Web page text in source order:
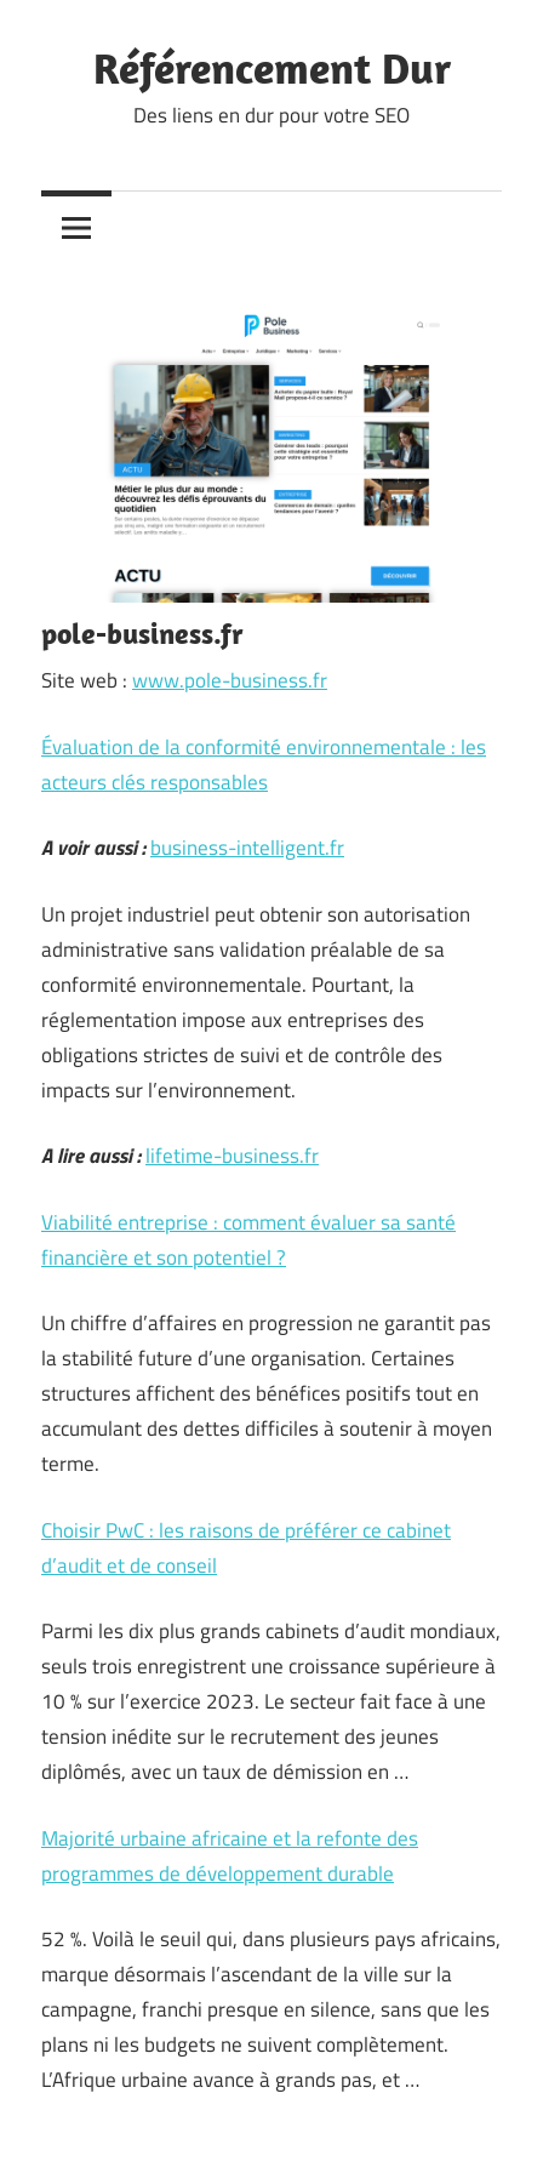
contentRéférencement Dur
Des liens en dur pour votre SEO
pole-business.fr
Site web :www.pole-business.fr
Évaluation de la conformité environnementale : les
acteurs clés responsables
A voir aussi :business-intelligent.fr
Un projet industriel peut obtenir son autorisation
administrative sans validation préalable de sa
conformité environnementale. Pourtant, la
réglementation impose aux entreprises des
obligations strictes de suivi et de contrôle des
impacts sur l’environnement.
A lire aussi :lifetime-business.fr
Viabilité entreprise : comment évaluer sa santé
financière et son potentiel ?
Un chiffre d’affaires en progression ne garantit pas
la stabilité future d’une organisation. Certaines
structures affichent des bénéfices positifs tout en
accumulant des dettes difficiles à soutenir à moyen
terme.
Choisir PwC : les raisons de préférer ce cabinet
d’audit et de conseil
Parmi les dix plus grands cabinets d’audit mondiaux,
seuls trois enregistrent une croissance supérieure à
10 % sur l’exercice 2023. Le secteur fait face à une
tension inédite sur le recrutement des jeunes
diplômés, avec un taux de démission en …
Majorité urbaine africaine et la refonte des
programmes de développement durable
52 %. Voilà le seuil qui, dans plusieurs pays africains,
marque désormais l’ascendant de la ville sur la
campagne, franchi presque en silence, sans que les
plans ni les budgets ne suivent complètement.
L’Afrique urbaine avance à grands pas, et …